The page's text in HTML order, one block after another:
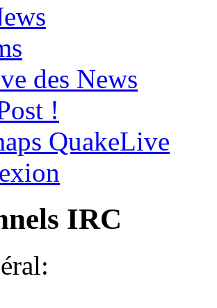
des News
!
QuakeLive
IRC